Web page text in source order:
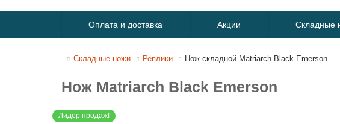
Оплата и доставка Акции Складные
Складные ножи Реплики Нож складной Matriarch Black Emerson
Нож Matriarch Black Emerson
Лидер продаж!